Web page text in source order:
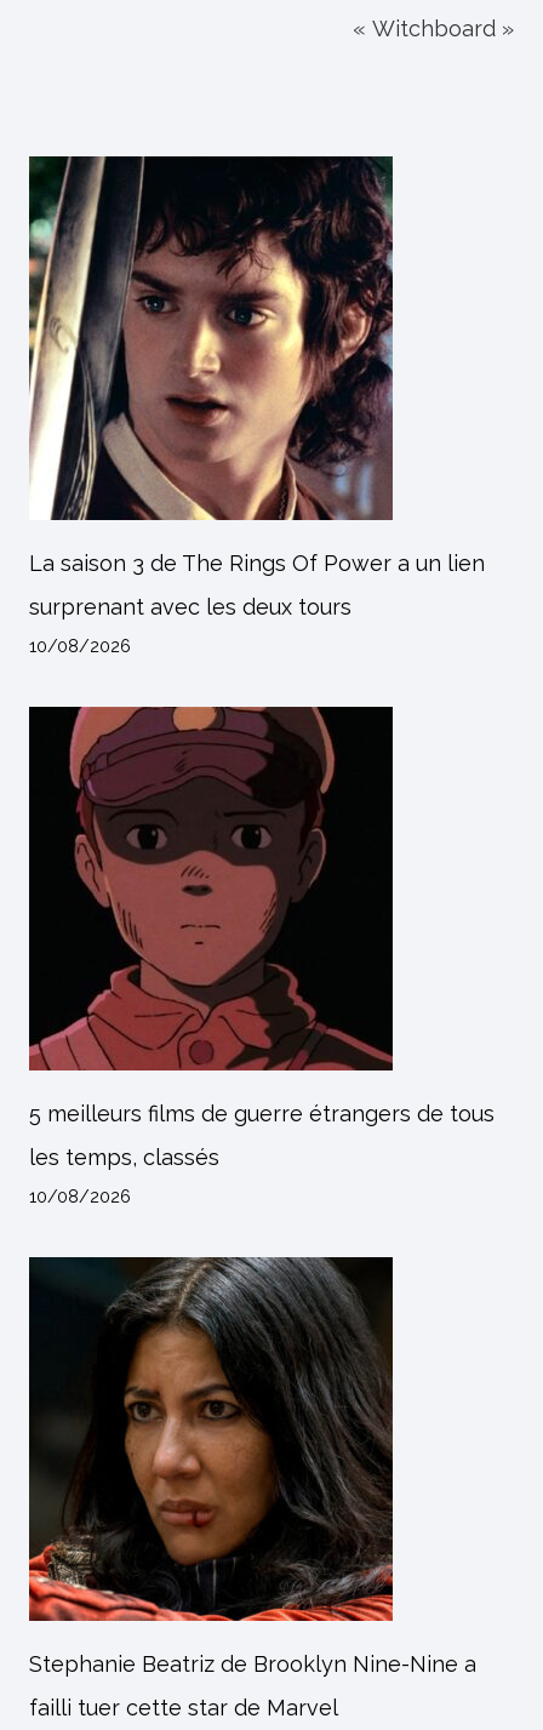
« Witchboard »
La saison 3 de The Rings Of Power a un lien
surprenant avec les deux tours
10/08/2026
5 meilleurs films de guerre étrangers de tous
les temps, classés
10/08/2026
Stephanie Beatriz de Brooklyn Nine-Nine a
failli tuer cette star de Marvel